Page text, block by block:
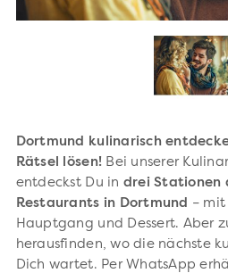
Dortmund kulinarisch
Rätsel lösen! Bei unserer
entdeckst Du in drei Stationen
Restaurants in Dortmund – mit
Hauptgang und Dessert. Aber
herausfinden, wo die nächste
Dich wartet. Per WhatsApp